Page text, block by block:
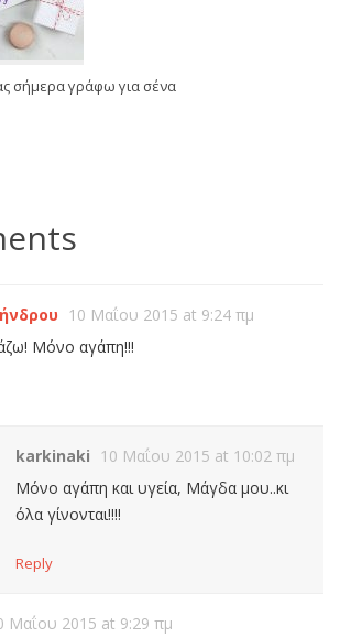
σήμερα γράφω για σένα
10 Μαΐου 2015 at 9:24 πμ
Μόνο αγάπη!!!
karkinaki
10 Μαΐου 2015 at 10:02 πμ
Μόνο αγάπη και υγεία, Μάγδα μου..κι
όλα γίνονται!!!!
Reply
Μαΐου 2015 at 9:29 πμ